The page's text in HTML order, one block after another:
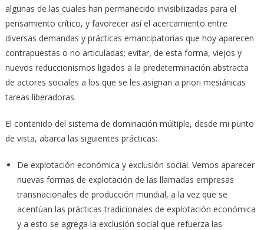
algunas de las cuales han permanecido invisibilizadas para el
pensamiento crítico, y favorecer así el acercamiento entre
diversas demandas y prácticas emancipatorias que hoy aparecen
contrapuestas o no articuladas; evitar, de esta forma, viejos y
nuevos reduccionismos ligados a la predeterminación abstracta
de actores sociales a los que se les asignan a priori mesiánicas
tareas liberadoras.
El contenido del sistema de dominación múltiple, desde mi punto
de vista, abarca las siguientes prácticas:
De explotación económica y exclusión social. Vemos aparecer
nuevas formas de explotación de las llamadas empresas
transnacionales de producción mundial, a la vez que se
acentúan las prácticas tradicionales de explotación económica
y a esto se agrega la exclusión social que refuerza las